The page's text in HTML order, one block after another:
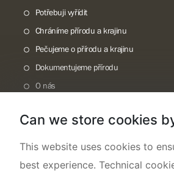
Potřebuji vyřídit
Chráníme přírodu a krajinu
Pečujeme o přírodu a krajinu
Dokumentujeme přírodu
O nás
Can we store cookies
This website uses cookies to
best experience. Technical